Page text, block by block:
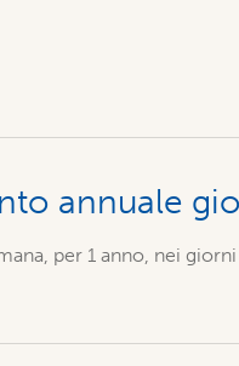
annuale
per 1 anno, nei